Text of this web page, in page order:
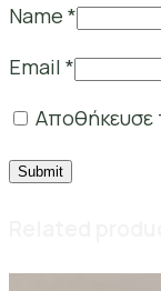
Name *
Email *
Αποθήκευσε